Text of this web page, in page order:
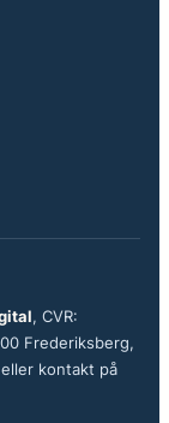
, CVR:
Frederiksberg,
kontakt på